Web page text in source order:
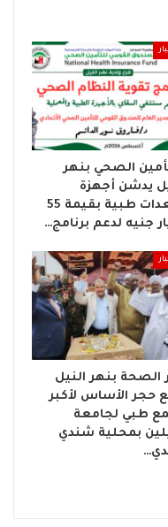
الصحي بنهر
يدشن أجهزة
ومعدات طبية بقيمة 55
جنيه لدعم برنامج…
الصحة بنهر النيل
حجر الأساس لأكبر
طبي لجامعة
بمحلية شندي